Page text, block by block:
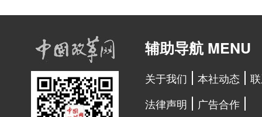
辅助导航 MENU
关于我们 本社动态
法律声明
广告合作